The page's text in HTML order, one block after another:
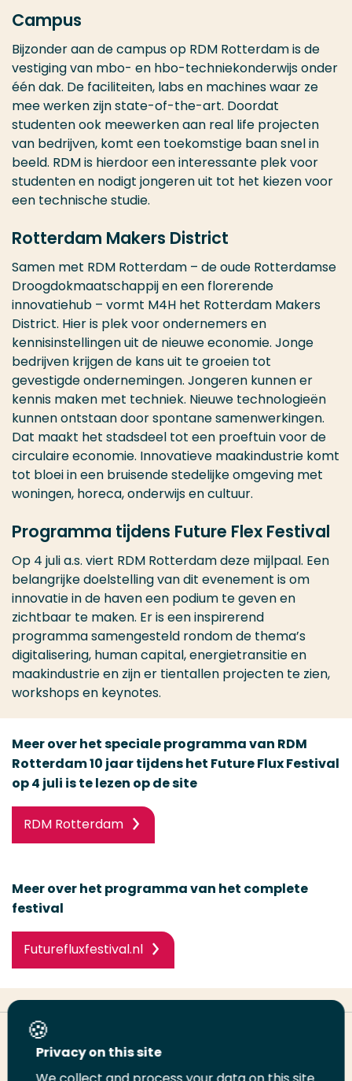
Campus
Bijzonder aan de campus op RDM Rotterdam is de
vestiging van mbo- en hbo-techniekonderwijs onder
één dak. De faciliteiten, labs en machines waar ze
mee werken zijn state-of-the-art. Doordat
studenten ook meewerken aan real life projecten
van bedrijven, komt een toekomstige baan snel in
beeld. RDM is hierdoor een interessante plek voor
studenten en nodigt jongeren uit tot het kiezen voor
een technische studie.
Rotterdam Makers District
Samen met RDM Rotterdam – de oude Rotterdamse
Droogdokmaatschappij en een florerende
innovatiehub – vormt M4H het Rotterdam Makers
District. Hier is plek voor ondernemers en
kennisinstellingen uit de nieuwe economie. Jonge
bedrijven krijgen de kans uit te groeien tot
gevestigde ondernemingen. Jongeren kunnen er
kennis maken met techniek. Nieuwe technologieën
kunnen ontstaan door spontane samenwerkingen.
Dat maakt het stadsdeel tot een proeftuin voor de
circulaire economie. Innovatieve maakindustrie komt
tot bloei in een bruisende stedelijke omgeving met
woningen, horeca, onderwijs en cultuur.
Programma tijdens Future Flex Festival
Op 4 juli a.s. viert RDM Rotterdam deze mijlpaal. Een
belangrijke doelstelling van dit evenement is om
innovatie in de haven een podium te geven en
zichtbaar te maken. Er is een inspirerend
programma samengesteld rondom de thema’s
digitalisering, human capital, energietransitie en
maakindustrie en zijn er tientallen projecten te zien,
workshops en keynotes.
Meer over het speciale programma van RDM
Rotterdam 10 jaar tijdens het Future Flux Festival
op 4 juli is te lezen op de site
RDM Rotterdam
Meer over het programma van het complete
festival
Futurefluxfestival.nl
Deel deze pagina
Privacy on this site